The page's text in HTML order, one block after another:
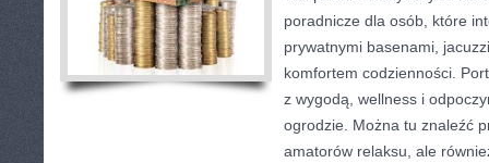
poradnicze dla osób, które
prywatnymi basenami,
komfortem codzienności.
z wygodą, wellness i
ogrodzie. Można tu znaleźć
amatorów relaksu, ale